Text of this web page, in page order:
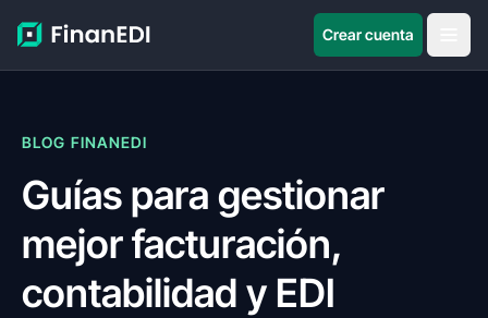
Crear cuenta
BLOG FINANEDI
Guías para gestionar
mejor facturación,
contabilidad y EDI